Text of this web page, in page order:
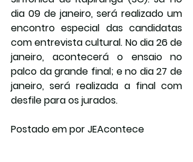
dia 09 de janeiro, será realizado um
encontro especial das candidatas
com entrevista cultural. No dia 26 de
janeiro, acontecerá o ensaio no
palco da grande final; e no dia 27 de
janeiro, será realizada a final com
desfile para os jurados.
Postado em por JEAcontece